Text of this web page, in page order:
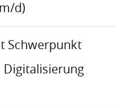
d)
Schwerpunkt